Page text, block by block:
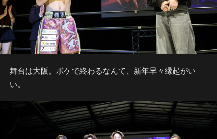
舞台は大阪。ボケで終わるなんて、新年早々縁起がい
い。